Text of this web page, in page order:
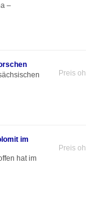
–
Preis
Preis
im
hat im